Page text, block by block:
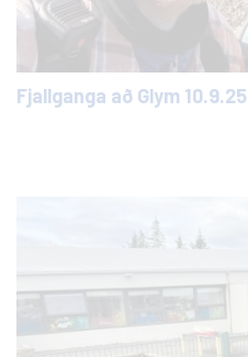
Fjallganga að Glym 10.9.25